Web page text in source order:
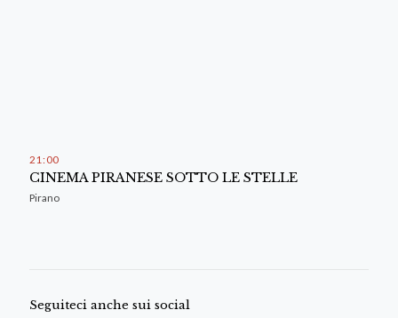
21 : 00
CINEMA PIRANESE SOTTO LE STELLE
Pirano
Seguiteci anche sui social